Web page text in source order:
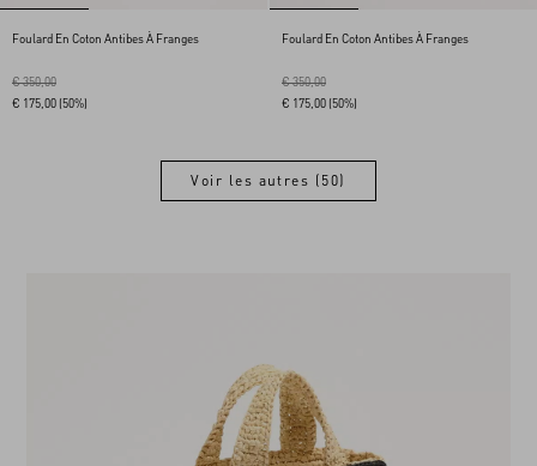
Foulard En Coton Antibes À Franges
€ 350,00
€ 175,00 (50%)
Foulard En Coton Antibes À Franges
€ 350,00
€ 175,00 (50%)
Voir les autres (50)